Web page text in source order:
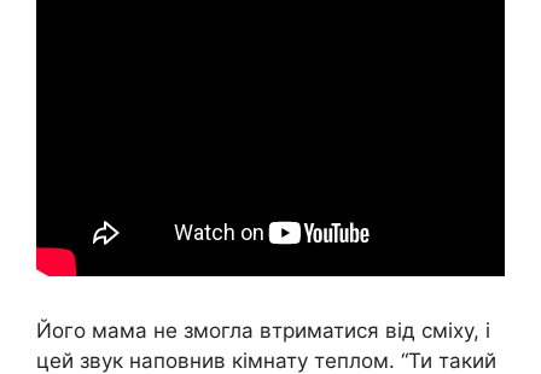
Його мама не змогла втриматися від сміху, і
цей звук наповнив кімнату теплом. “Ти такий